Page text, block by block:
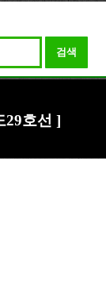
검색
29호선 ]